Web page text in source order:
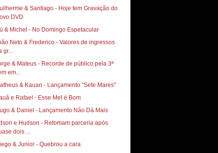
& Santiago - Hoje tem Gravação do
DVD
& Michel - No Domingo Espetacular
Neto & Frederico - Valores de ingressos
gr...
& Mateus - Recorde de público pela 3ª
em...
& Kauan - Lançamento "Sete Mares"
e Rafael - Esse Mel é Bom
& Daniel - Lançamento Não Dá Mais
e Hudson - Retomam parceria após
dois ...
& Junior - Quebrou a cara